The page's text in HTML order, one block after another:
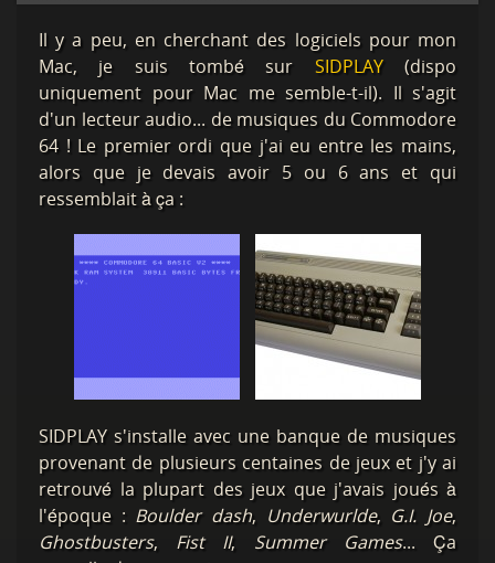
Il y a peu, en cherchant des logiciels pour mon
Mac, je suis tombé sur SIDPLAY(dispo
uniquement pour Mac me semble-t-il). Il s'agit
d'un lecteur audio... de musiques du Commodore
64 ! Le premier ordi que j'ai eu entre les mains,
alors que je devais avoir 5 ou 6 ans et qui
ressemblait à ça :
SIDPLAY s'installe avec une banque de musiques
provenant de plusieurs centaines de jeux et j'y ai
retrouvé la plupart des jeux que j'avais joués à
l'époque : Boulder dash, Underwurlde, G.I. Joe,
Ghostbusters, Fist II, Summer Games... Ça